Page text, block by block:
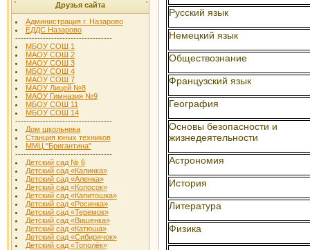
Друзья сайта
Администрация г. Назарово
ЕДДС Назарово
-----------------------------------
МБОУ СОШ 1
МАОУ СОШ 2
МАОУ СОШ 3
МБОУ СОШ 4
МАОУ СОШ 7
МАОУ Лицей №8
МАОУ Гимназия №9
МБОУ СОШ 11
МБОУ СОШ 14
-----------------------------------
Дом школьника
Станция юных техников
ММЦ "Бригантина"
-----------------------------------
Детский сад № 6
Детский сад «Калинка»
Детский сад «Аленка»
Детский сад «Колосок»
Детский сад «Капитошка»
Детский сад «Росинка»
Детский сад «Теремок»
Детский сад «Вишенка»
Детский сад «Катюша»
Детский сад «Сибирячок»
Детский сад «Тополёк»
Русский язык
Немецкий язык
Обществознание
Французcкий язык
География
Основы безопасности и
жизнедеятельности
Астрономия
История
Литература
Физика